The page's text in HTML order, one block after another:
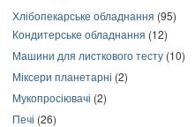
Хлібопекарське обладнання (95)
Кондитерське обладнання (12)
Машини для листкового тесту (10)
Міксери планетарні (2)
Мукопросіювачі (2)
Печі (26)